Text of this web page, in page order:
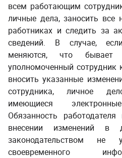
всем работающим
личные дела, заносить все
работниках и следить за
сведений. В случае,
меняются, что
уполномоченный сотрудник
вносить указанные
сотрудника, личное
имеющиеся
Обязанность
внесении изменений в
законодательством не
своевременного